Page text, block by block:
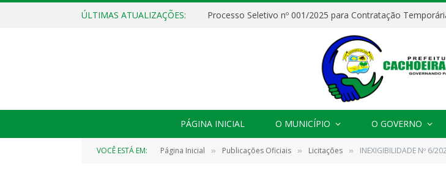
ÚLTIMAS ATUALIZAÇÕES:
PÁGINA INICIAL O MUNICÍPIO O GOVERNO
VOCÊ ESTÁ EM: Página Inicial » Publicações Oficiais » Licitações » INEXIGIBILIDADE Nº 6/2023-030102 (SERVIÇOS DE